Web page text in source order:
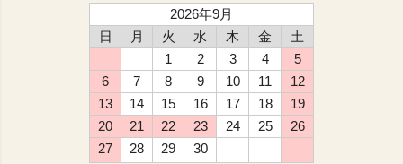
2026年9月
日
月 火 水 木 金
土
1
2 3 4
5
6
7 8 9 10 11
12
13
14 15 16 17 18
19
20
21 22 23 24 25
26
27
28 29
30